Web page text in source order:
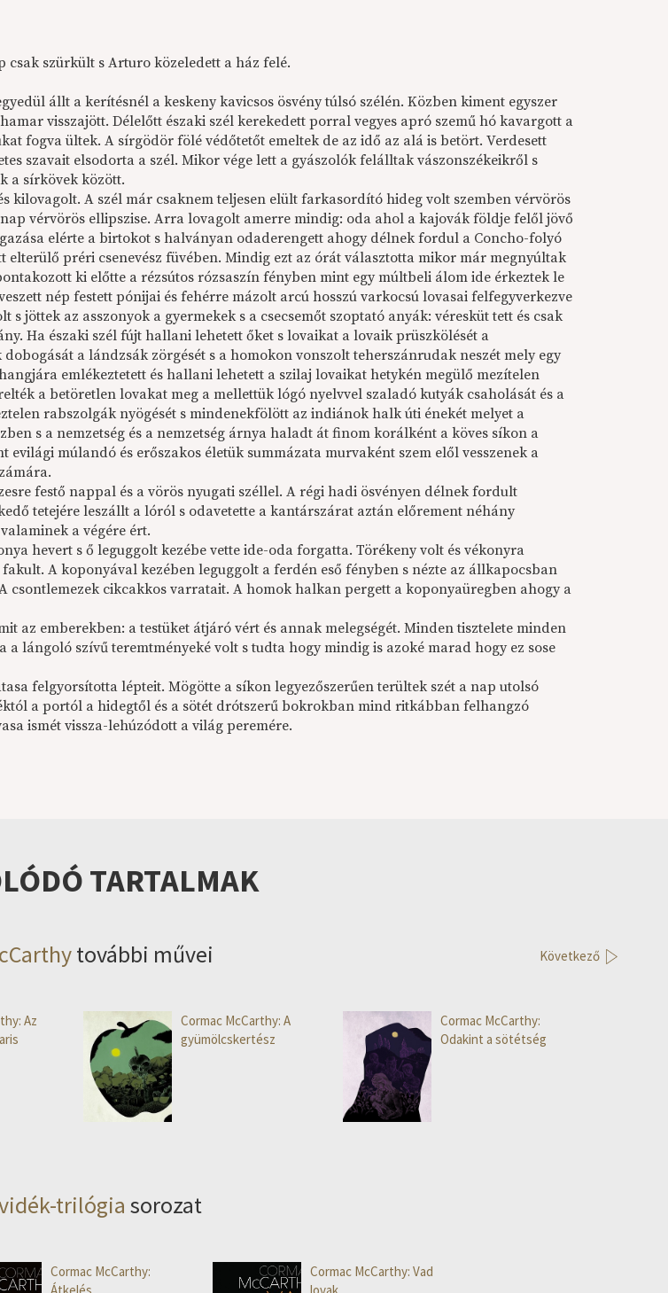
csak szürkült s Arturo közeledett a ház felé.
állt a kerítésnél a keskeny kavicsos ösvény túlsó szélén. Közben kiment egyszer
visszajött. Délelőtt északi szél kerekedett porral vegyes apró szemű hó kavargott a
fogva ültek. A sírgödör fölé védőtetőt emeltek de az idő az alá is betört. Verdesett
szavait elsodorta a szél. Mikor vége lett a gyászolók felálltak vászonszékeikről s
a sírkövek között.
kilovagolt. A szél már csaknem teljesen elült farkasordító hideg volt szemben vérvörös
vérvörös ellipszise. Arra lovagolt amerre mindig: oda ahol a kajovák földje felől jövő
elérte a birtokot s halványan odaderengett ahogy délnek fordul a Concho-folyó
elterülő préri csenevész füvében. Mindig ezt az órát választotta mikor már megnyúltak
ki előtte a rézsútos rózsaszín fényben mint egy múltbeli álom ide érkeztek le
nép festett pónijai és fehérre mázolt arcú hosszú varkocsú lovasai felfegyverkezve
s jöttek az asszonyok a gyermekek s a csecsemőt szoptató anyák: véresküt tett és csak
Ha északi szél fújt hallani lehetett őket s lovaikat a lovaik prüszkölését a
a lándzsák zörgését s a homokon vonszolt teherszánrudak neszét mely egy
emlékeztetett és hallani lehetett a szilaj lovaikat hetykén megülő mezítelen
a betöretlen lovakat meg a mellettük lógó nyelvvel szaladó kutyák csaholását és a
rabszolgák nyögését s mindenekfölött az indiánok halk úti énekét melyet a
s a nemzetség és a nemzetség árnya haladt át finom korálként a köves síkon a
evilági múlandó és erőszakos életük summázata murvaként szem elől vesszenek a
festő nappal és a vörös nyugati széllel. A régi hadi ösvényen délnek fordult
tetejére leszállt a lóról s odavetette a kantárszárat aztán előrement néhány
a végére ért.
hevert s ő leguggolt kezébe vette ide-oda forgatta. Törékeny volt és vékonyra
A koponyával kezében leguggolt a ferdén eső fényben s nézte az állkapocsban
csontlemezek cikcakkos varratait. A homok halkan pergett a koponyaüregben ahogy a
az emberekben: a testüket átjáró vért és annak melegségét. Minden tisztelete minden
a lángoló szívű teremtményeké volt s tudta hogy mindig is azoké marad hogy ez sose
felgyorsította lépteit. Mögötte a síkon legyezőszerűen terültek szét a nap utolsó
a portól a hidegtől és a sötét drótszerű bokrokban mind ritkábban felhangzó
ismét vissza-lehúzódott a világ peremére.
TARTALMAK
további művei Következő
Az
Cormac McCarthy: A
gyümölcskertész
Cormac McCarthy:
Odakint a sötétség
trilógia sorozat
Cormac McCarthy:
Cormac McCarthy: Vad